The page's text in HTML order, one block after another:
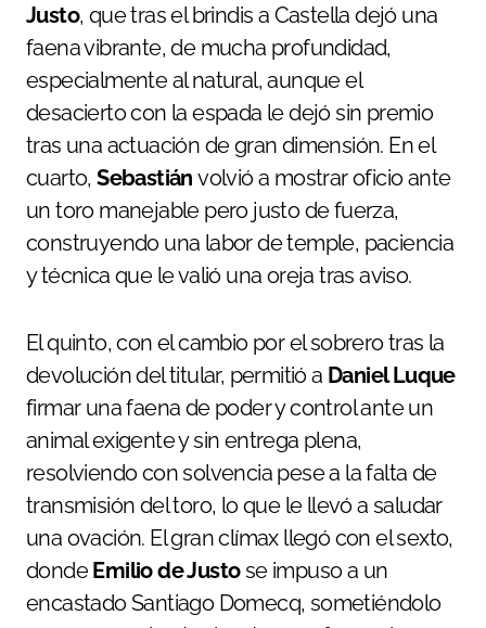
Justo, que tras el brindis a Castella dejó una
faena vibrante, de mucha profundidad,
especialmente al natural, aunque el
desacierto con la espada le dejó sin premio
tras una actuación de gran dimensión. En el
cuarto,Sebastiánvolvió a mostrar oficio ante
un toro manejable pero justo de fuerza,
construyendo una labor de temple, paciencia
y técnica que le valió una oreja tras aviso.
El quinto, con el cambio por el sobrero tras la
devolución del titular, permitió a Daniel Luque
firmar una faena de poder y control ante un
animal exigente y sin entrega plena,
resolviendo con solvencia pese a la falta de
transmisión del toro, lo que le llevó a saludar
una ovación. El gran clímax llegó con el sexto,
dondeEmilio de Justose impuso a un
encastado Santiago Domecq, sometiéndolo